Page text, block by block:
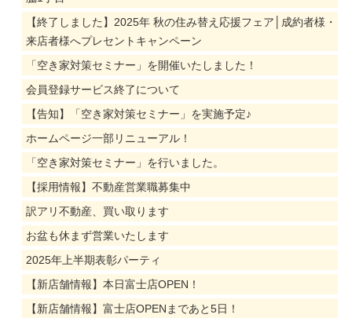
【終了しました】2025年 秋の住み替え応援フェア│成約者様・
来店者様へプレセントキャンペーン
「空き家対策セミナー」を開催いたしました！
会員登録サービス終了について
【告知】「空き家対策セミナー」を実施予定♪
ホームページ一部リニューアル！
「空き家対策セミナー」を行いました。
【採用情報】不動産営業職募集中
訳アリ不動産、買い取ります
お盆も休まず営業いたします
2025年上半期表彰パーティ
【新店舗情報】本日富士店OPEN！
【新店舗情報】富士店OPENまであと5日！